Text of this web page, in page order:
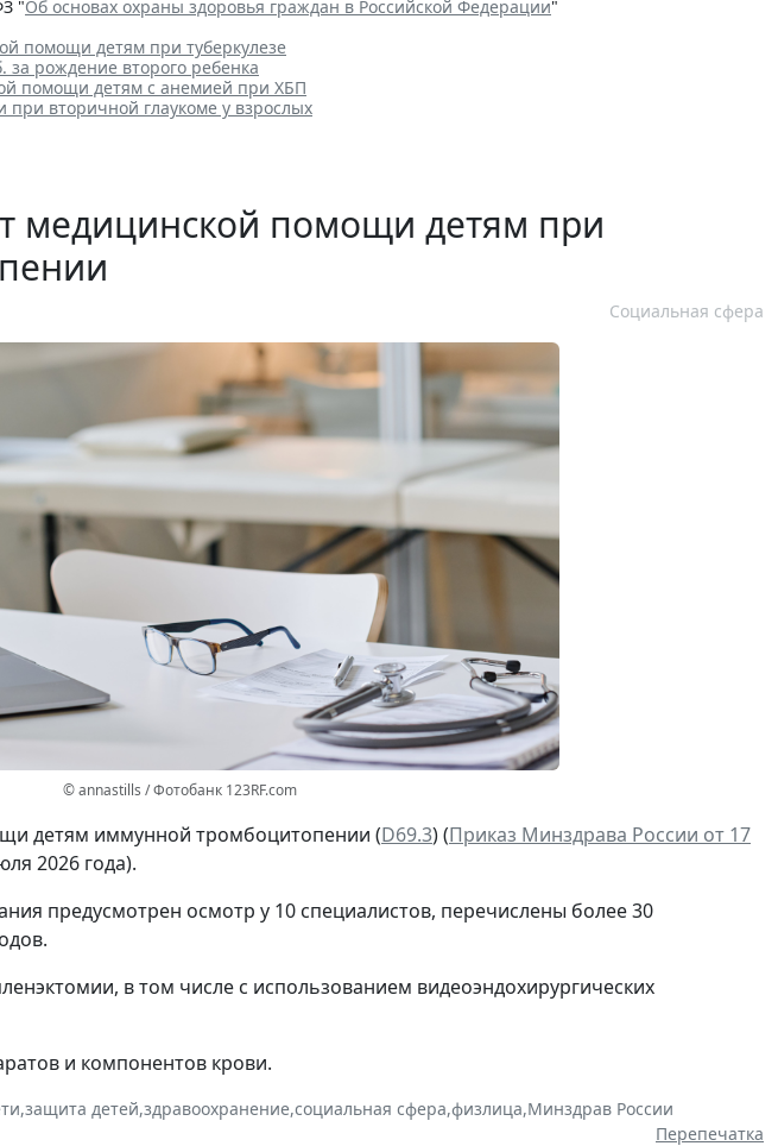
"Об основах охраны здоровья граждан в Российской Федерации"
помощи детям при туберкулезе
за рождение второго ребенка
помощи детям с анемией при ХБП
вторичной глаукоме у взрослых
медицинской помощи детям при
Социальная сфера
© annastills / Фотобанк 123RF.com
детям иммунной тромбоцитопении (D69.3) (Приказ Минздрава России от 17
2026 года).
предусмотрен осмотр у 10 специалистов, перечислены более 30
в том числе с использованием видеоэндохирургических
и компонентов крови.
,защита детей,здравоохранение,социальная сфера,физлица,Минздрав России
Перепечатка